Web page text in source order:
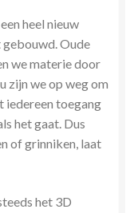
heel nieuw
Oude
we materie door
zijn we op weg om
iedereen toegang
het gaat. Dus
of grinniken, laat
het 3D